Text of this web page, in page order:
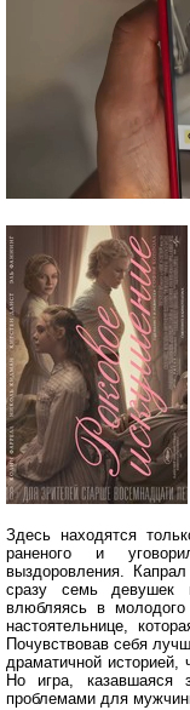
Здесь находятся
раненого и
выздоровления.
сразу семь девушек
влюбляясь в
настоятельнице,
Почувствовав себя
драматичной
Но игра, казавшаяся
проблемами для